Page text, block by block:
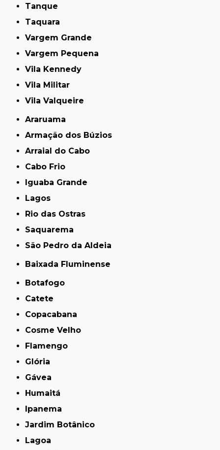
Tanque
Taquara
Vargem Grande
Vargem Pequena
Vila Kennedy
Vila Militar
Vila Valqueire
Araruama
Armação dos Búzios
Arraial do Cabo
Cabo Frio
Iguaba Grande
Lagos
Rio das Ostras
Saquarema
São Pedro da Aldeia
Baixada Fluminense
Botafogo
Catete
Copacabana
Cosme Velho
Flamengo
Glória
Gávea
Humaitá
Ipanema
Jardim Botânico
Lagoa